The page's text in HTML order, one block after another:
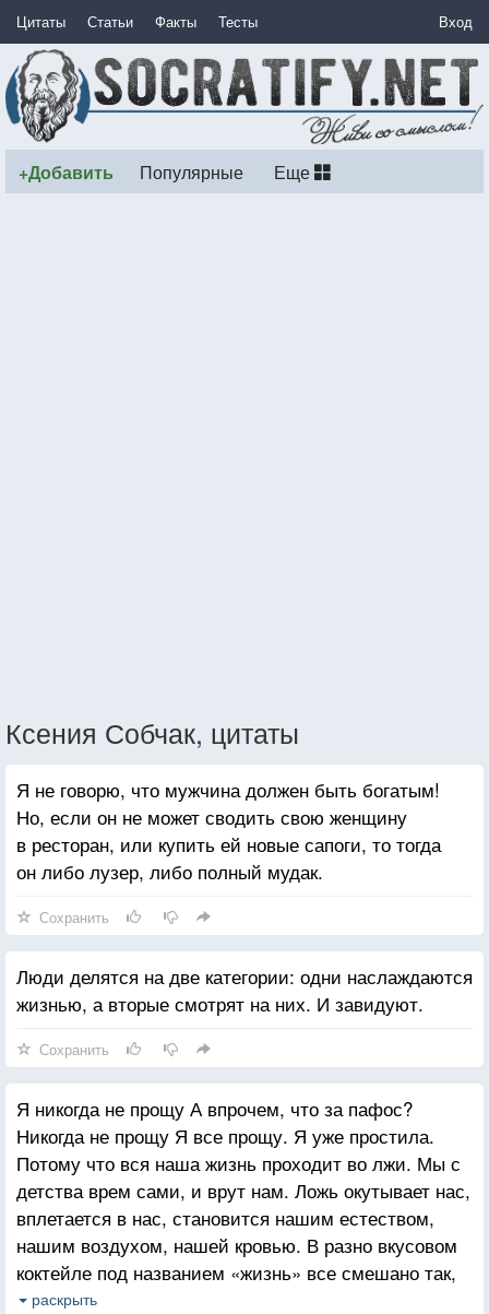
Цитаты Статьи Факты Тесты Вход
+Добавить Популярные Еще
Ксения Собчак, цитаты
Я не говорю, что мужчина должен быть богатым!
Но, если он не может сводить свою женщину
в ресторан, или купить ей новые сапоги, то тогда
он либо лузер, либо полный мудак.
Сохранить
Люди делятся на две категории: одни наслаждаются
жизнью, а вторые смотрят на них. И завидуют.
Сохранить
Я никогда не прощу А впрочем, что за пафос?
Никогда не прощу Я все прощу. Я уже простила.
Потому что вся наша жизнь проходит во лжи. Мы с
детства врем сами, и врут нам. Ложь окутывает нас,
вплетается в нас, становится нашим естеством,
нашим воздухом, нашей кровью. В разно вкусовом
коктейле под названием «жизнь» все смешано так,
что отличить вкус лжи практически невозможно.
раскрыть